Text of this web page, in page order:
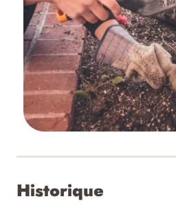
Historique